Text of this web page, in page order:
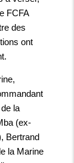
FCFA
des
ont
la
(ex-
Bertrand
la Marine